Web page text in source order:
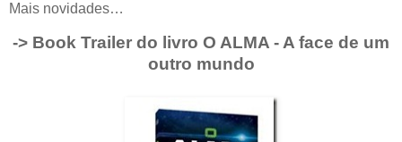
Mais novidades…
-> Book Trailer do livro O ALMA - A face de um
outro mundo